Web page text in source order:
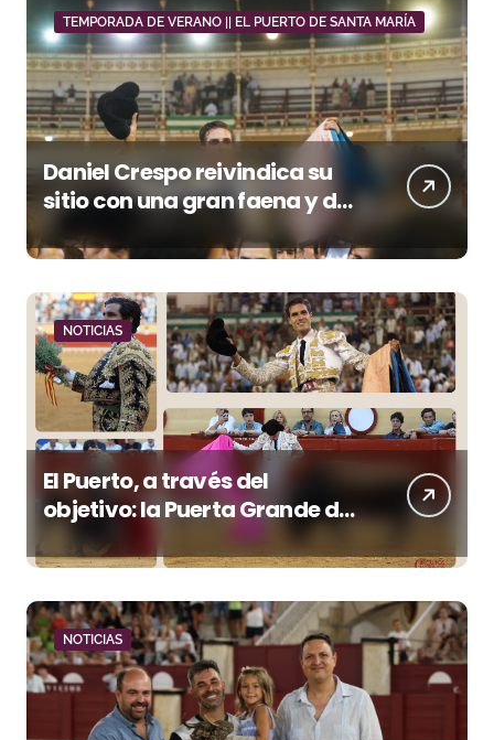
TEMPORADA DE VERANO || EL PUERTO DE SANTA MARÍA
Daniel Crespo reivindica su
sitio con una gran faena y dos
orejas
NOTICIAS
El Puerto, a través del
objetivo: la Puerta Grande de
Crespo y el aroma de
Morante
NOTICIAS